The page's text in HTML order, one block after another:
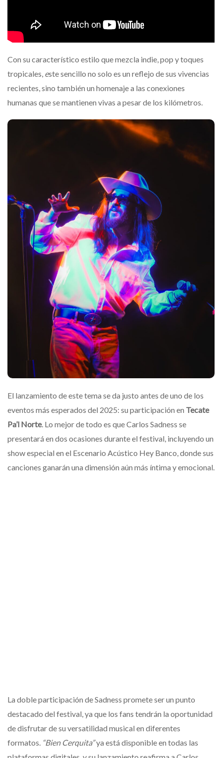
Con su característico estilo que mezcla indie, pop y toques
tropicales, este sencillo no solo es un reflejo de sus vivencias
recientes, sino también un homenaje a las conexiones
humanas que se mantienen vivas a pesar de los kilómetros.
El lanzamiento de este tema se da justo antes de uno de los
eventos más esperados del 2025: su participación en Tecate
Pa’l Norte. Lo mejor de todo es que Carlos Sadness se
presentará en dos ocasiones durante el festival, incluyendo un
show especial en el Escenario Acústico Hey Banco, donde sus
canciones ganarán una dimensión aún más íntima y emocional.
La doble participación de Sadness promete ser un punto
destacado del festival, ya que los fans tendrán la oportunidad
de disfrutar de su versatilidad musical en diferentes
formatos. “Bien Cerquita”ya está disponible en todas las